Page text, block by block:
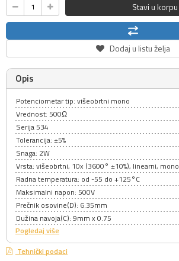
Stavi u korpu
Dodaj u listu želja
Opis
Potenciometar tip: višeobrtni mono
Vrednost: 500Ω
Serija 534
Tolerancija: ±5%
Snaga: 2W
Vrsta: višeobrtni, 10x (3600° ±10%), linearni, mono
Radna temperatura: od -55 do +125°C
Maksimalni napon: 500V
Prečnik osovine(D): 6.35mm
Dužina navoja(C): 9mm x 0.75
Pogledaj više
Tehnički podaci